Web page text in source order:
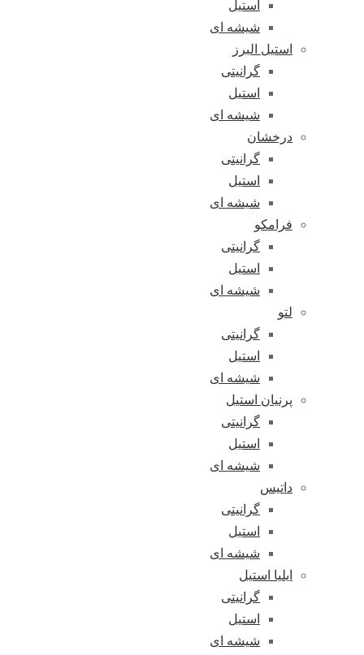
استیل
شیشه ای
استیل البرز
گرانیتی
استیل
شیشه ای
درخشان
گرانیتی
استیل
شیشه ای
فرامکو
گرانیتی
استیل
شیشه ای
لتو
گرانیتی
استیل
شیشه ای
پرنیان استیل
گرانیتی
استیل
شیشه ای
داتیس
گرانیتی
استیل
شیشه ای
ایلیا استیل
گرانیتی
استیل
شیشه ای